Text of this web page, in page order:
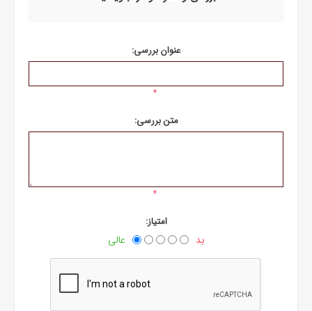
عنوان بررسی:
*
متن بررسی:
*
امتیاز:
بد عالی